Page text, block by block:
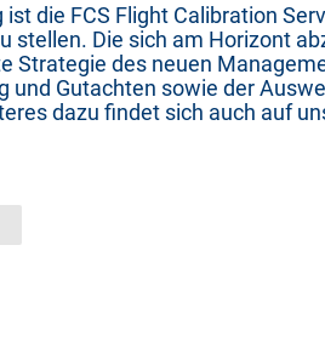
die FCS Flight Calibration
stellen. Die sich am Horizont
Strategie des neuen
und Gutachten sowie der
dazu findet sich auch auf